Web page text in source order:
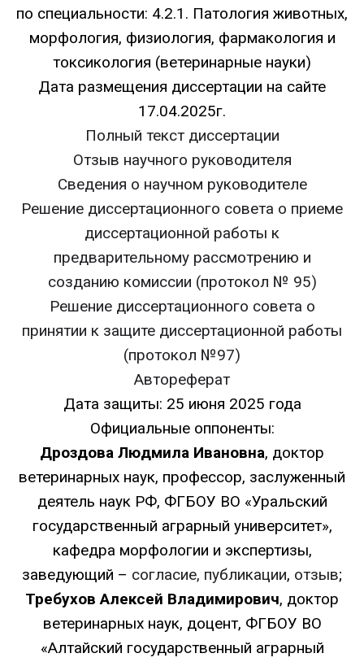
по специальности: 4.2.1. Патология животных,
морфология, физиология, фармакология и
токсикология (ветеринарные науки)
Дата размещения диссертации на сайте
17.04.2025г.
Полный текст диссертации
Отзыв научного руководителя
Сведения о научном руководителе
Решение диссертационного совета о приеме
диссертационной работы к
предварительному рассмотрению и
созданию комиссии (протокол № 95)
Решение диссертационного совета о
принятии к защите диссертационной работы
(протокол №97)
Автореферат
Дата защиты: 25 июня 2025 года
Официальные оппоненты:
Дроздова Людмила Ивановна, доктор
ветеринарных наук, профессор, заслуженный
деятель наук РФ, ФГБОУ ВО «Уральский
государственный аграрный университет»,
кафедра морфологии и экспертизы,
заведующий – согласие, публикации, отзыв;
Требухов Алексей Владимирович, доктор
ветеринарных наук, доцент, ФГБОУ ВО
«Алтайский государственный аграрный